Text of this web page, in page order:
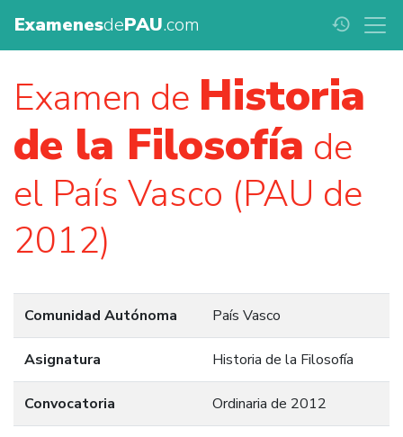
ExamenesdePAU.com history
Examen de Historia
de la Filosofía de
el País Vasco (PAU de
2012)
Comunidad Autónoma País Vasco
Asignatura Historia de la Filosofía
Convocatoria Ordinaria de 2012